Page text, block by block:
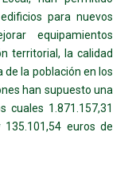
para nuevos
equipamientos
territorial, la calidad
la población en los
han supuesto una
cuales 1.871.157,31
euros de